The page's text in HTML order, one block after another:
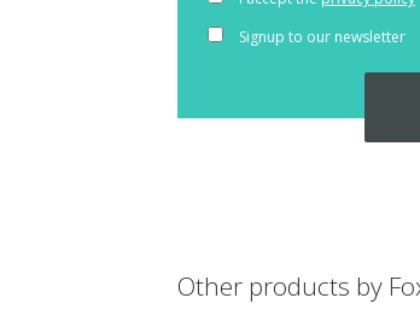
Signup to our newsletter
Other products by